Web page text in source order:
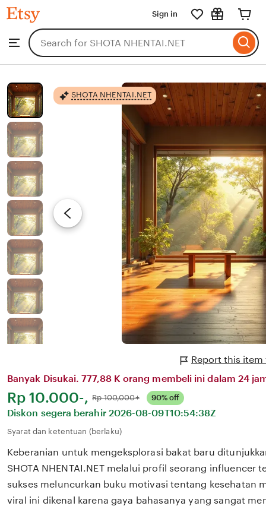
SHOTA
NHENTAI.NET
Browse
Search
for
items
shops
Sign in
SHOTA NHENTAI.NET
Report this item
Banyak Disukai. 777,88 K orang membeli ini dalam 24
Harga:
Rp 10.000-, Normal:
Rp 100,000+ 90% off
Diskon segera berahir 2026-08-09T10:54:38Z
Syarat dan ketentuan (berlaku)
Keberanian untuk mengeksplorasi bakat baru
SHOTA NHENTAI.NET melalui profil seorang influencer
sukses meluncurkan buku motivasi tentang kesehatan
viral ini dikenal karena gaya bahasanya yang sangat